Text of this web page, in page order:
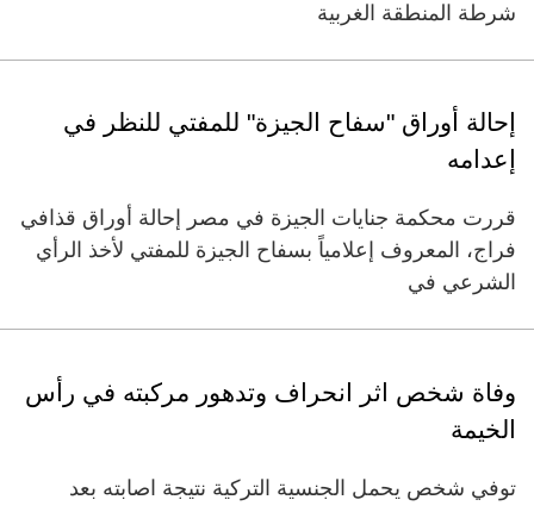
شرطة المنطقة الغربية
إحالة أوراق "سفاح الجيزة" للمفتي للنظر في
إعدامه
قررت محكمة جنايات الجيزة في مصر إحالة أوراق قذافي
فراج، المعروف إعلامياً بسفاح الجيزة للمفتي لأخذ الرأي
الشرعي في
وفاة شخص اثر انحراف وتدهور مركبته في رأس
الخيمة
توفي شخص يحمل الجنسية التركية نتيجة اصابته بعد